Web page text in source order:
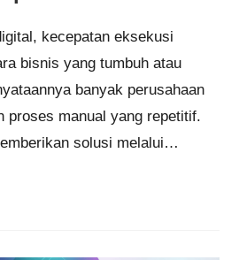
kecepatan eksekusi
bisnis yang tumbuh atau
banyak perusahaan
proses manual yang repetitif.
solusi melalui…